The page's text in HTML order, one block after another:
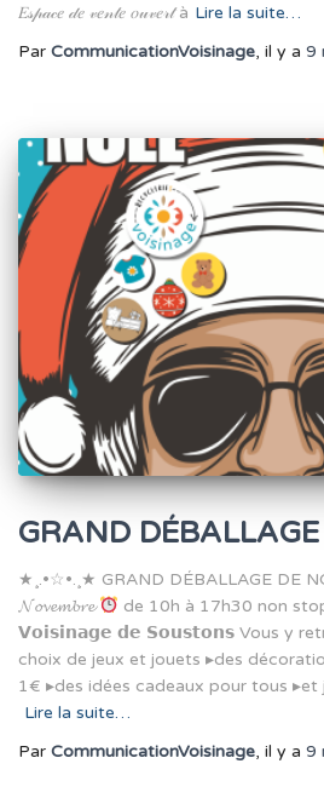
𝐸𝓈𝓅𝒶𝒸𝑒 𝒹𝑒 𝓋𝑒𝓃𝓉𝑒 𝑜𝓊𝓋𝑒𝓇𝓉 à Lire la suite…
Par CommunicationVoisinage, il y a 9
GRAND
★¸.•☆•.¸★ GRAND DÉBALLAGE DE
𝓝𝓸𝓿𝓮𝓶𝓫𝓻𝓮
de 10h à 17h30 non
𝗩𝗼𝗶𝘀𝗶𝗻𝗮𝗴𝗲 𝗱𝗲 𝗦𝗼𝘂𝘀𝘁𝗼𝗻𝘀 Vous y
choix de jeux et jouets ▸des
1€ ▸des idées cadeaux pour tous ▸et
Lire la suite…
Par CommunicationVoisinage, il y a 9